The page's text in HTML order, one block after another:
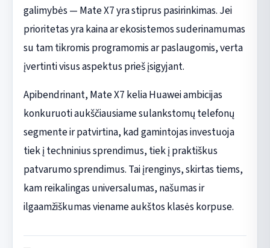
galimybės — Mate X7 yra stiprus pasirinkimas. Jei
prioritetas yra kaina ar ekosistemos suderinamumas
su tam tikromis programomis ar paslaugomis, verta
įvertinti visus aspektus prieš įsigyjant.
Apibendrinant, Mate X7 kelia Huawei ambicijas
konkuruoti aukščiausiame sulankstomų telefonų
segmente ir patvirtina, kad gamintojas investuoja
tiek į techninius sprendimus, tiek į praktiškus
patvarumo sprendimus. Tai įrenginys, skirtas tiems,
kam reikalingas universalumas, našumas ir
ilgaamžiškumas viename aukštos klasės korpuse.